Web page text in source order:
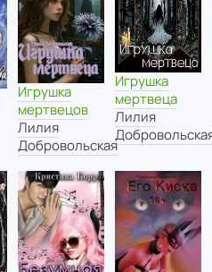
Игрушка
мертвецов
Лилия
Добровольская
Игрушка
мертвеца
Лилия